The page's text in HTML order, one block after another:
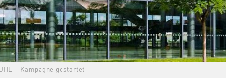
– Kampagne gestartet